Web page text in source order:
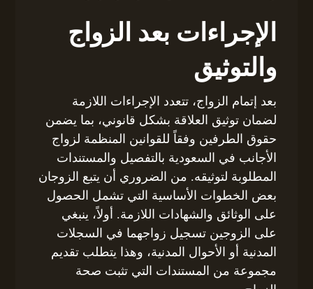
الإجراءات بعد الزواج
والتوثيق
بعد إتمام الزواج، تتعدد الإجراءات اللازمة
لضمان توثيق العلاقة بشكل قانوني، بما يضمن
حقوق الطرفين وفقاً للقوانين المنظمة لزواج
الأجانب في السعودية بالتفصيل والمستندات
المطلوبة لتوثيقه. من الضروري أن يتبع الزوجان
بعض الخطوات الأساسية التي تشمل الحصول
على الوثائق والشهادات اللازمة. أولاً، ينبغي
على الزوجين تسجيل زواجهما في السجلات
المدنية أو الأحوال المدنية، وهذا يتطلب تقديم
مجموعة من المستندات التي تثبت صحة